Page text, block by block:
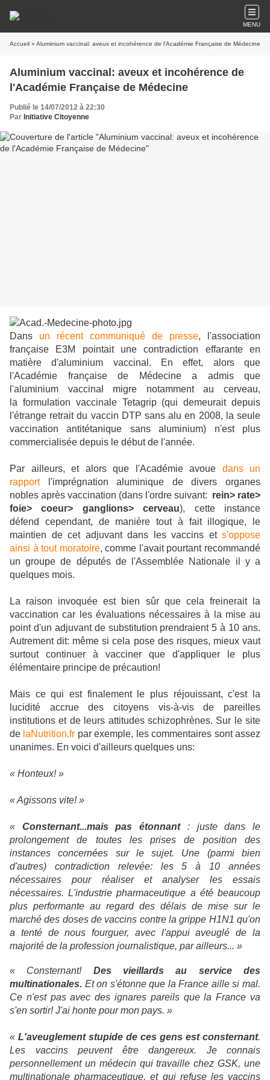
MENU
Accueil » Aluminium vaccinal: aveux et incohérence de l'Académie Française de Médecine
Aluminium vaccinal: aveux et incohérence de
l'Académie Française de Médecine
Publié le 14/07/2012 à 22:30
Par Initiative Citoyenne
Dans un récent communiqué de presse, l'association
française E3M pointait une contradiction effarante en
matière d'aluminium vaccinal. En effet, alors que
l'Académie française de Médecine a admis que
l'aluminium vaccinal migre notamment au cerveau,
la formulation vaccinale Tetagrip (qui demeurait depuis
l'étrange retrait du vaccin DTP sans alu en 2008, la seule
vaccination antitétanique sans aluminium) n'est plus
commercialisée depuis le début de l'année.
Par ailleurs, et alors que l'Académie avoue dans un
rapportl'imprégnation aluminique de divers organes
nobles après vaccination (dans l'ordre suivant: rein> rate>
foie> coeur> ganglions> cerveau), cette instance
défend cependant, de manière tout à fait illogique, le
maintien de cet adjuvant dans les vaccins et s'oppose
ainsi à tout moratoire, comme l'avait pourtant recommandé
un groupe de députés de l'Assemblée Nationale il y a
quelques mois.
La raison invoquée est bien sûr que cela freinerait la
vaccination car les évaluations nécessaires à la mise au
point d'un adjuvant de substitution prendraient 5 à 10 ans.
Autrement dit: même si cela pose des risques, mieux vaut
surtout continuer à vacciner que d'appliquer le plus
élémentaire principe de précaution!
Mais ce qui est finalement le plus réjouissant, c'est la
lucidité accrue des citoyens vis-à-vis de pareilles
institutions et de leurs attitudes schizophrènes. Sur le site
de laNutrition.fr par exemple, les commentaires sont assez
unanimes. En voici d'ailleurs quelques uns:
« Honteux! »
«Agissons vite! »
« Consternant...mais pas étonnant: juste dans le
prolongement de toutes les prises de position des
instances concernées sur le sujet. Une (parmi bien
d'autres) contradiction relevée: les 5 à 10 années
nécessaires pour réaliser et analyser les essais
nécessaires. L'industrie pharmaceutique a été beaucoup
plus performante au regard des délais de mise sur le
marché des doses de vaccins contre la grippe H1N1 qu'on
a tenté de nous fourguer, avec l'appui aveuglé de la
majorité de la profession journalistique, par ailleurs... »
« Consternant! Des vieillards au service des
multinationales. Et on s'étonne que la France aille si mal.
Ce n'est pas avec des ignares pareils que la France va
s'en sortir! J'ai honte pour mon pays. »
« L'aveuglement stupide de ces gens est consternant.
Les vaccins peuvent être dangereux. Je connais
personnellement un médecin qui travaille chez GSK, une
multinationale pharmaceutique, et qui refuse les vaccins